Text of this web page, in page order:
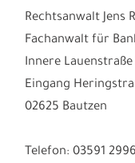
Rechtsanwalt Jens
Fachanwalt für
Innere Lauenstraße
Eingang
02625 Bautzen
Telefon: 03591